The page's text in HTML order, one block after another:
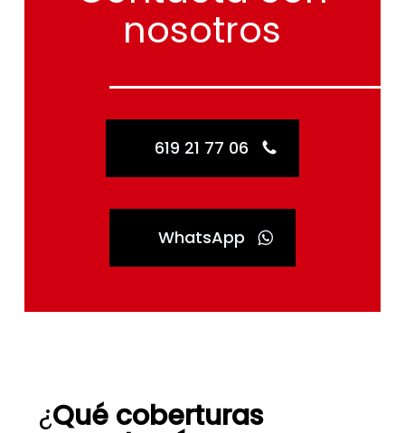
nosotros
619 21 77 06
WhatsApp
¿Qué coberturas